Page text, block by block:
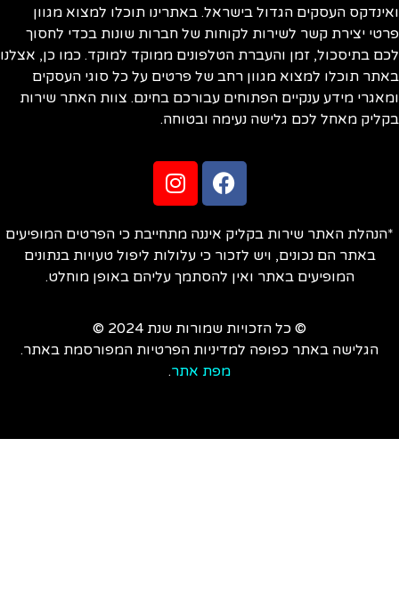
העסקים הגדול בישראל. באתרינו תוכלו למצוא מגוון
יצירת קשר לשירות לקוחות של חברות שונות בכדי לחסוך
בתיסכול, זמן והעברת הטלפונים ממוקד למוקד. כמו כן, אצלנו
תוכלו למצוא מגוון רחב של פרטים על כל סוגי העסקים
מידע ענקיים הפתוחים עבורכם בחינם. צוות האתר שירות
מאחל לכם גלישה נעימה ובטוחה.
האתר שירות בקליק איננה מתחייבת כי הפרטים המופיעים
באתר הם נכונים, ויש לזכור כי עלולות ליפול טעויות בנתונים
המופיעים באתר ואין להסתמך עליהם באופן מוחלט.
© כל הזכויות שמורות שנת 2024 ©
הגלישה באתר כפופה למדיניות הפרטיות המפורסמת באתר.
מפת אתר.